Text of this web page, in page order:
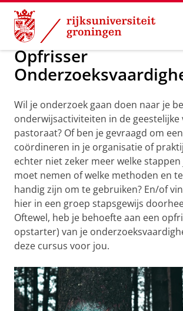
Skip
Content
Skip
Navigation
Postacademisch
Opfrisser
Wil je onderzoek gaan doen naar je
onderwijsactiviteiten in de
pastoraat? Of ben je gevraagd om
coördineren in je organisatie of
echter niet zeker meer welke
moet nemen of welke methoden en
handig zijn om te gebruiken? En/of
hier in een groep stapsgewijs
Oftewel, heb je behoefte aan een
opstarter) van je
deze cursus voor jou.